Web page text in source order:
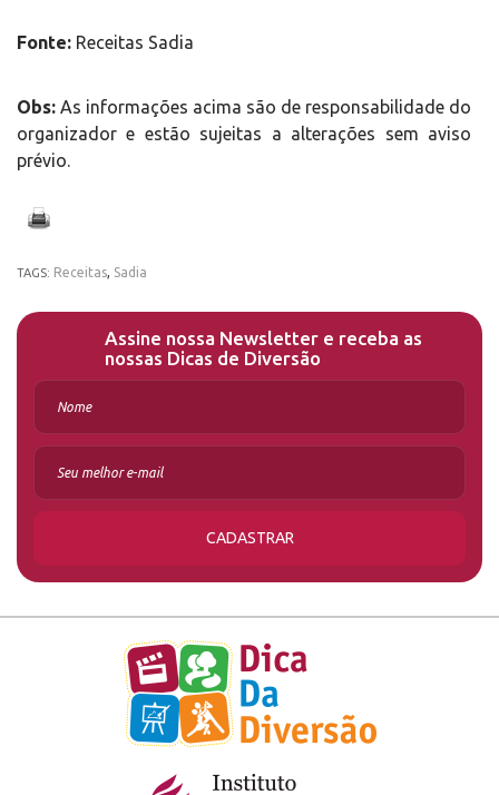
Fonte: Receitas Sadia
Obs: As informações acima são de responsabilidade do
organizador e estão sujeitas a alterações sem aviso
prévio.
TAGS: Receitas, Sadia
Assine nossa Newsletter e receba as
nossas Dicas de Diversão
CADASTRAR